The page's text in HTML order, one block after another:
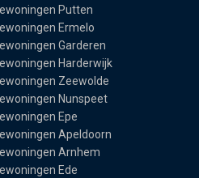
Putten
Ermelo
Garderen
Harderwijk
Zeewolde
Nunspeet
Epe
Apeldoorn
Arnhem
Ede